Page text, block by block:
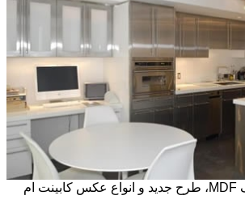
مدل کابینت ام دی اف MDF، طرح جدید و انواع عکس کابینت ام